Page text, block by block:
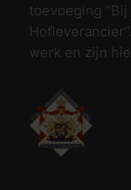
toevoeging
werk en zijn